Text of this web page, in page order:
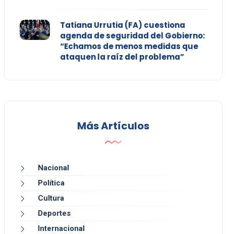
Tatiana Urrutia (FA) cuestiona
agenda de seguridad del Gobierno:
“Echamos de menos medidas que
ataquen la raíz del problema”
Más Artículos
Nacional
Política
Cultura
Deportes
Internacional